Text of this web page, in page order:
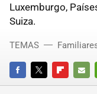
Luxemburgo,
Suiza.
FACEBOOKTWITTERFLIPBOARD
E-
TEMAS